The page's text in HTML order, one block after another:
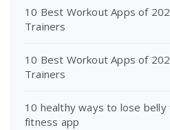
10 Best Workout Apps of
Trainers
10 Best Workout Apps of
Trainers
10 healthy ways to lose
fitness app